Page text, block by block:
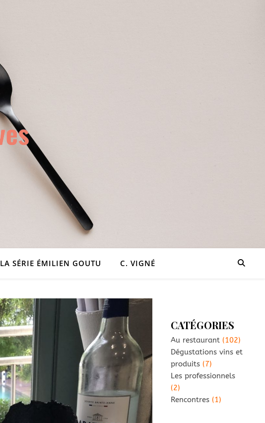
LA SÉRIE ÉMILIEN GOUTU C. VIGNÉ
CATÉGORIES
Au restaurant (102)
Dégustations vins et
produits (7)
Les professionnels
(2)
Rencontres (1)